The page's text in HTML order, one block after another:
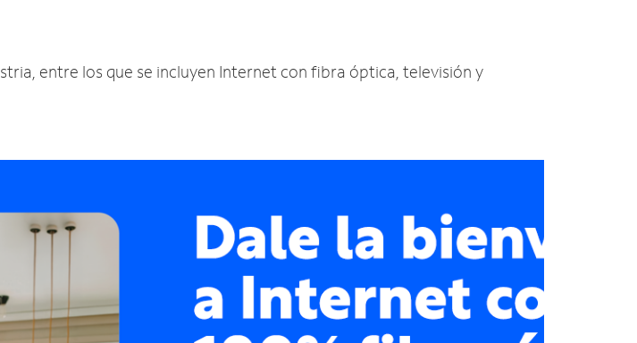
entre los que se incluyen Internet con fibra óptica, televisión y